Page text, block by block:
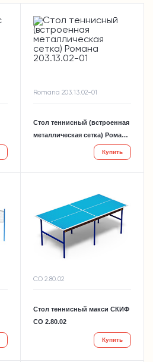
Romana 203.13.02-01
Стол теннисный (встроенная
металлическая сетка) Романа
Купить
СО 2.80.02
Стол теннисный макси СКИФ
СО 2.80.02
Купить